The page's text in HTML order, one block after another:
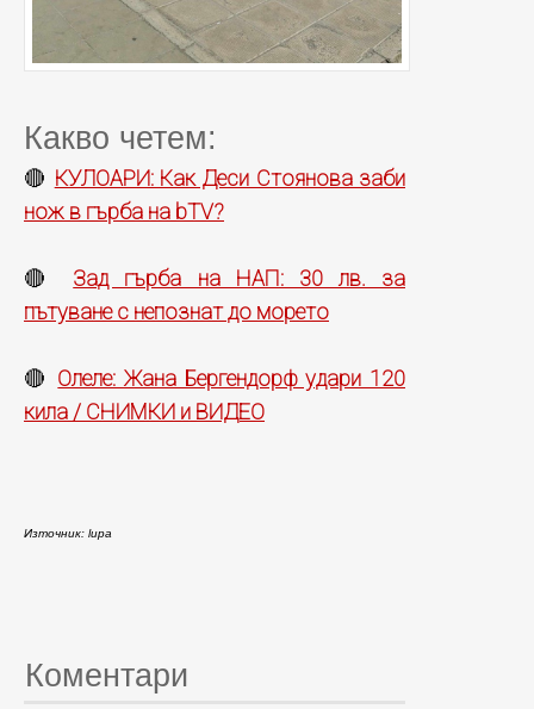
Какво четем:
🔴 КУЛОАРИ: Как Деси Стоянова заби
нож в гърба на bTV?
🔴 Зад гърба на НАП: 30 лв. за
пътуване с непознат до морето
🔴 Олеле: Жана Бергендорф удари 120
кила / СНИМКИ и ВИДЕО
Източник: lupa
Коментари